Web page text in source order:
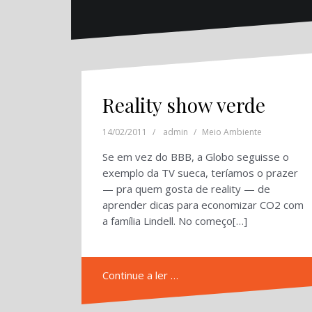
Reality show verde
14/02/2011 admin Meio Ambiente
Se em vez do BBB, a Globo seguisse o
exemplo da TV sueca, teríamos o prazer
— pra quem gosta de reality — de
aprender dicas para economizar CO2 com
a família Lindell. No começo[…]
Continue a ler …